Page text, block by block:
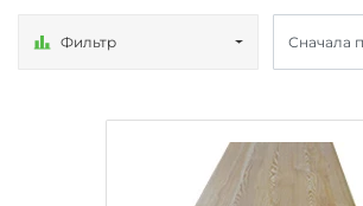
Фильтр